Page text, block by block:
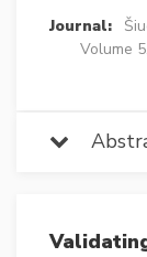
Journal:
Volume